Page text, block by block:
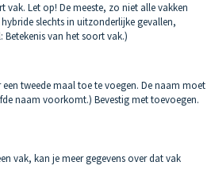
Let op! De meeste, zo niet alle vakken
slechts in uitzonderlijke gevallen,
Betekenis van het soort vak.)
tweede maal toe te voegen. De naam moet
naam voorkomt.) Bevestig met toevoegen.
vak, kan je meer gegevens over dat vak